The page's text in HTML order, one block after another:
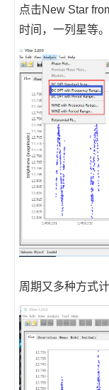
点击New Star
时间，一列星等。
周期又多种方式